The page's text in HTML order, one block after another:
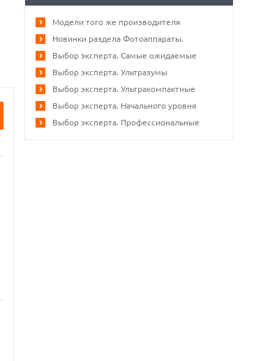
Модели того же производителя
Новинки раздела Фотоаппараты.
Выбор эксперта. Самые ожидаемые
Выбор эксперта. Ультразумы
Выбор эксперта. Ультракомпактные
Выбор эксперта. Начального уровня
Выбор эксперта. Профессиональные